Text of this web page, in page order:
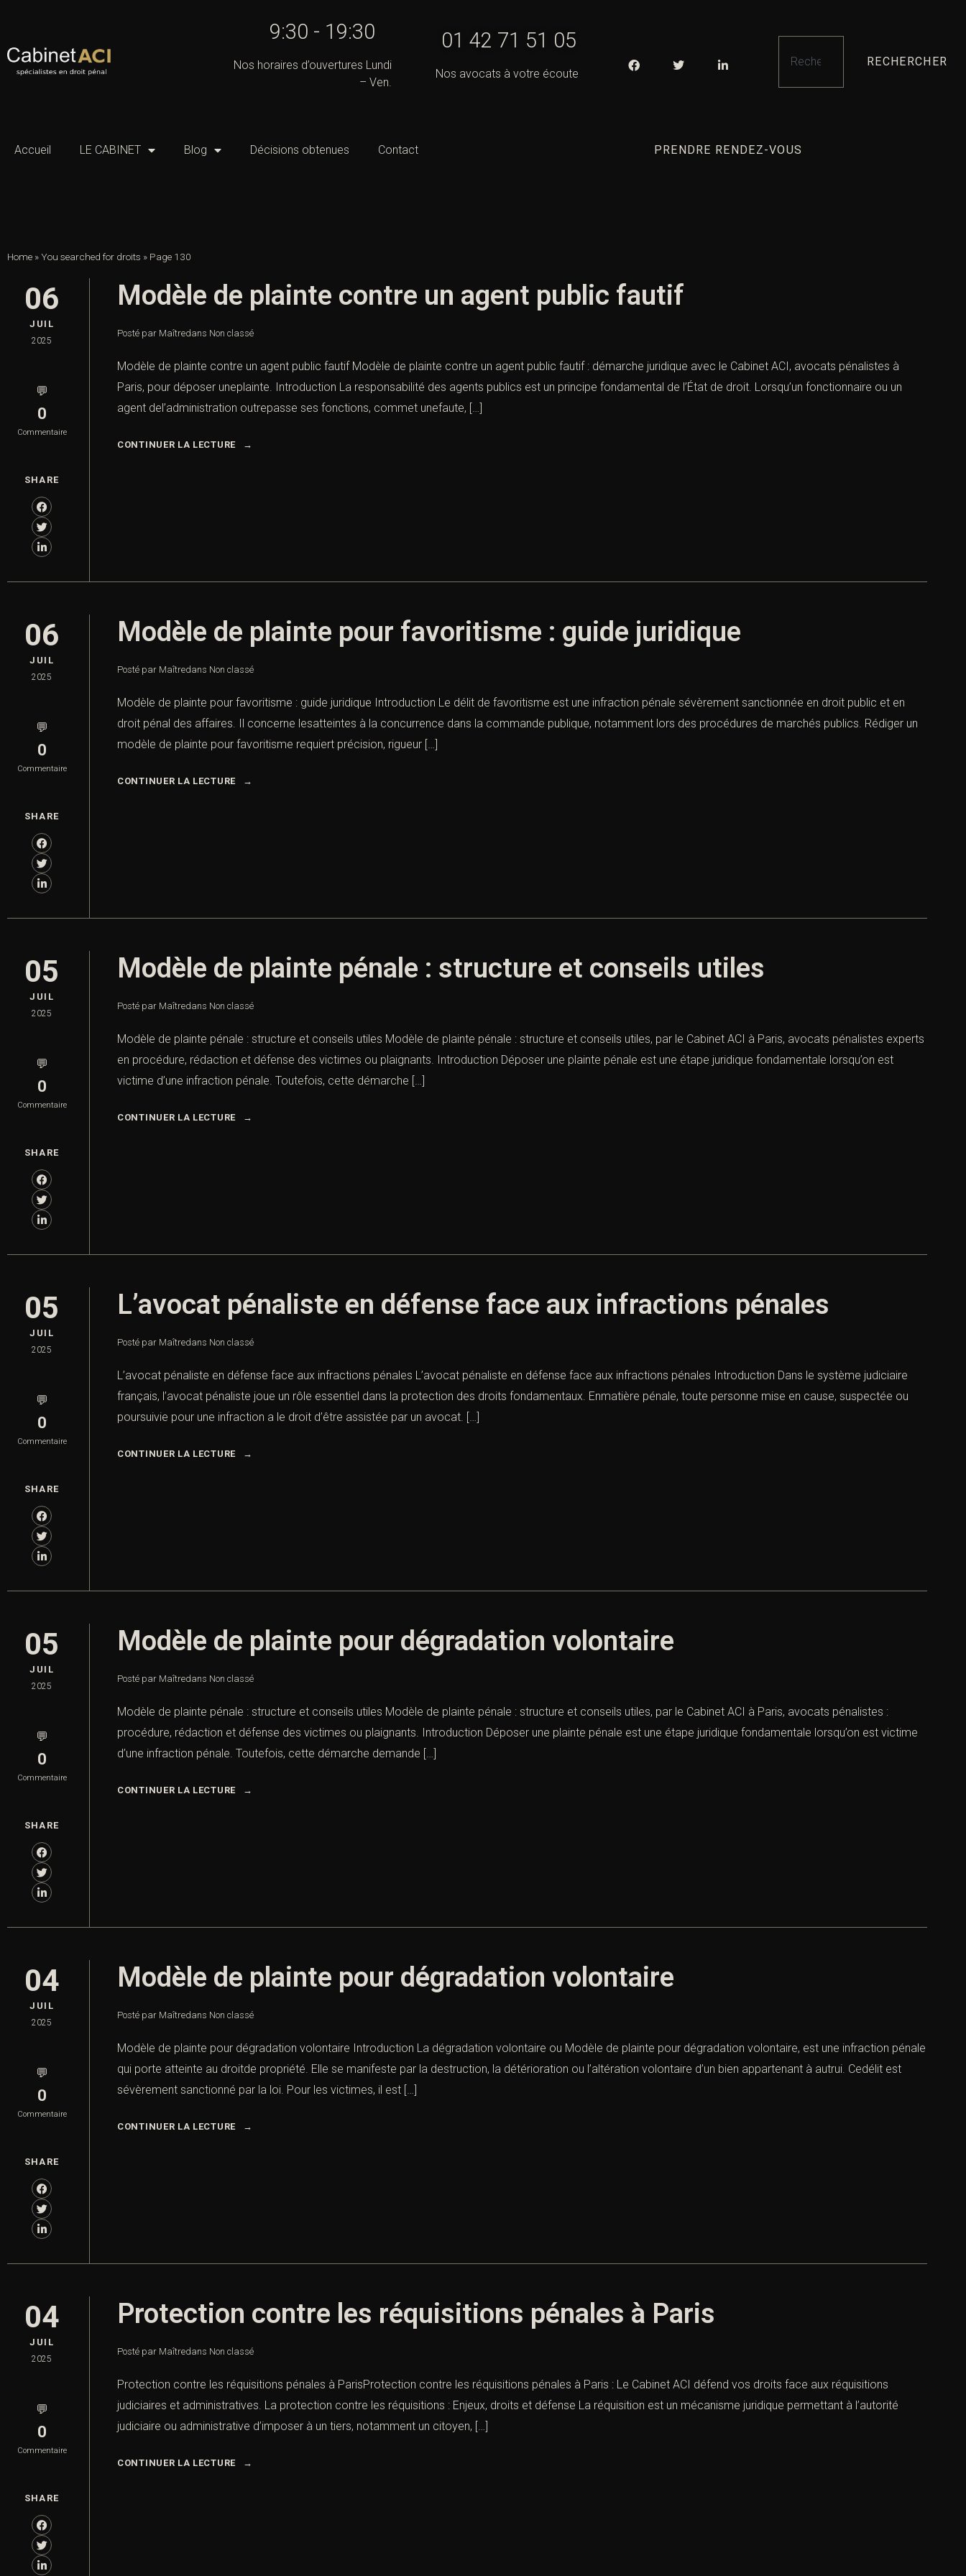
9:30 - 19:30
Nos horaires d’ouvertures Lundi
– Ven.
01 42 71 51 05
Nos avocats à votre écoute
RECHERCHER
Accueil LE CABINET Blog Décisions obtenues Contact PRENDRE RENDEZ-VOUS
Home »You searched for droits » Page 130
06
JUIL
2025
💬
0
Commentaire
SHARE
Modèle de plainte contre un agent public fautif
Posté par Maîtredans Non classé
Modèle de plainte contre un agent public fautif Modèle de plainte contre un agent public fautif : démarche juridique avec le Cabinet ACI, avocats pénalistes à
Paris, pour déposer uneplainte. Introduction La responsabilité des agents publics est un principe fondamental de l’État de droit. Lorsqu’un fonctionnaire ou un
agent del’administration outrepasse ses fonctions, commet unefaute, […]
CONTINUER LA LECTURE
06
JUIL
2025
💬
0
Commentaire
SHARE
Modèle de plainte pour favoritisme : guide juridique
Posté par Maîtredans Non classé
Modèle de plainte pour favoritisme : guide juridique Introduction Le délit de favoritisme est une infraction pénale sévèrement sanctionnée en droit public et en
droit pénal des affaires. Il concerne lesatteintes à la concurrence dans la commande publique, notamment lors des procédures de marchés publics. Rédiger un
modèle de plainte pour favoritisme requiert précision, rigueur […]
CONTINUER LA LECTURE
05
JUIL
2025
💬
0
Commentaire
SHARE
Modèle de plainte pénale : structure et conseils utiles
Posté par Maîtredans Non classé
Modèle de plainte pénale : structure et conseils utiles Modèle de plainte pénale : structure et conseils utiles, par le Cabinet ACI à Paris, avocats pénalistes experts
en procédure, rédaction et défense des victimes ou plaignants. Introduction Déposer une plainte pénale est une étape juridique fondamentale lorsqu’on est
victime d’une infraction pénale. Toutefois, cette démarche […]
CONTINUER LA LECTURE
05
JUIL
2025
💬
0
Commentaire
SHARE
L’avocat pénaliste en défense face aux infractions pénales
Posté par Maîtredans Non classé
L’avocat pénaliste en défense face aux infractions pénales L’avocat pénaliste en défense face aux infractions pénales Introduction Dans le système judiciaire
français, l’avocat pénaliste joue un rôle essentiel dans la protection des droits fondamentaux. Enmatière pénale, toute personne mise en cause, suspectée ou
poursuivie pour une infraction a le droit d’être assistée par un avocat. […]
CONTINUER LA LECTURE
05
JUIL
2025
💬
0
Commentaire
SHARE
Modèle de plainte pour dégradation volontaire
Posté par Maîtredans Non classé
Modèle de plainte pénale : structure et conseils utiles Modèle de plainte pénale : structure et conseils utiles, par le Cabinet ACI à Paris, avocats pénalistes :
procédure, rédaction et défense des victimes ou plaignants. Introduction Déposer une plainte pénale est une étape juridique fondamentale lorsqu’on est victime
d’une infraction pénale. Toutefois, cette démarche demande […]
CONTINUER LA LECTURE
04
JUIL
2025
💬
0
Commentaire
SHARE
Modèle de plainte pour dégradation volontaire
Posté par Maîtredans Non classé
Modèle de plainte pour dégradation volontaire Introduction La dégradation volontaire ou Modèle de plainte pour dégradation volontaire, est une infraction pénale
qui porte atteinte au droitde propriété. Elle se manifeste par la destruction, la détérioration ou l’altération volontaire d’un bien appartenant à autrui. Cedélit est
sévèrement sanctionné par la loi. Pour les victimes, il est […]
CONTINUER LA LECTURE
04
JUIL
2025
💬
0
Commentaire
SHARE
Protection contre les réquisitions pénales à Paris
Posté par Maîtredans Non classé
Protection contre les réquisitions pénales à ParisProtection contre les réquisitions pénales à Paris : Le Cabinet ACI défend vos droits face aux réquisitions
judiciaires et administratives. La protection contre les réquisitions : Enjeux, droits et défense La réquisition est un mécanisme juridique permettant à l’autorité
judiciaire ou administrative d’imposer à un tiers, notamment un citoyen, […]
CONTINUER LA LECTURE